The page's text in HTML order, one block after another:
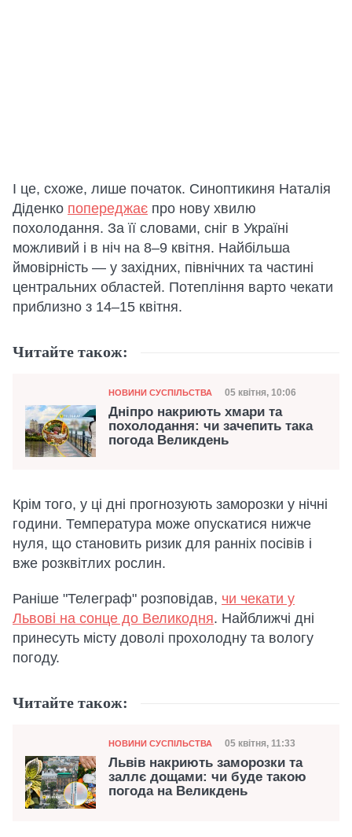
І це, схоже, лише початок. Синоптикиня Наталія
Діденко попереджає про нову хвилю
похолодання. За її словами, сніг в Україні
можливий і в ніч на 8–9 квітня. Найбільша
ймовірність — у західних, північних та частині
центральних областей. Потепління варто чекати
приблизно з 14–15 квітня.
Читайте також:
Категорія
НОВИНИ СУСПІЛЬСТВА Дата публікації
05 квітня, 10:06
Дніпро накриють хмари та
похолодання: чи зачепить така
погода Великдень
Крім того, у ці дні прогнозують заморозки у нічні
години. Температура може опускатися нижче
нуля, що становить ризик для ранніх посівів і
вже розквітлих рослин.
Раніше "Телеграф" розповідав, чи чекати у
Львові на сонце до Великодня. Найближчі дні
принесуть місту доволі прохолодну та вологу
погоду.
Читайте також:
Категорія
НОВИНИ СУСПІЛЬСТВА Дата публікації
05 квітня, 11:33
Львів накриють заморозки та
заллє дощами: чи буде такою
погода на Великдень